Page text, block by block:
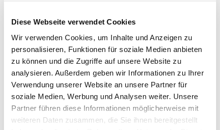
Diese Webseite verwendet Cookies
Wir verwenden Cookies, um Inhalte und Anzeigen zu
personalisieren, Funktionen für soziale Medien anbieten
zu können und die Zugriffe auf unsere Website zu
analysieren. Außerdem geben wir Informationen zu Ihrer
Verwendung unserer Website an unsere Partner für
soziale Medien, Werbung und Analysen weiter. Unsere
Partner führen diese Informationen möglicherweise mit
weiteren Daten zusammen, die Sie ihnen bereitgestellt
um
Ab Donnerstag haben
sie gestrichen,
geschauspielert,
gezimmert, gegraben
und gesungen: An der
diesjährigen 72-
Stunden-Aktion
beteiligten sich über
160.000 Menschen.
Unter dem Motto "Uns